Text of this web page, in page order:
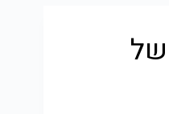
סקר הדחה 11 של